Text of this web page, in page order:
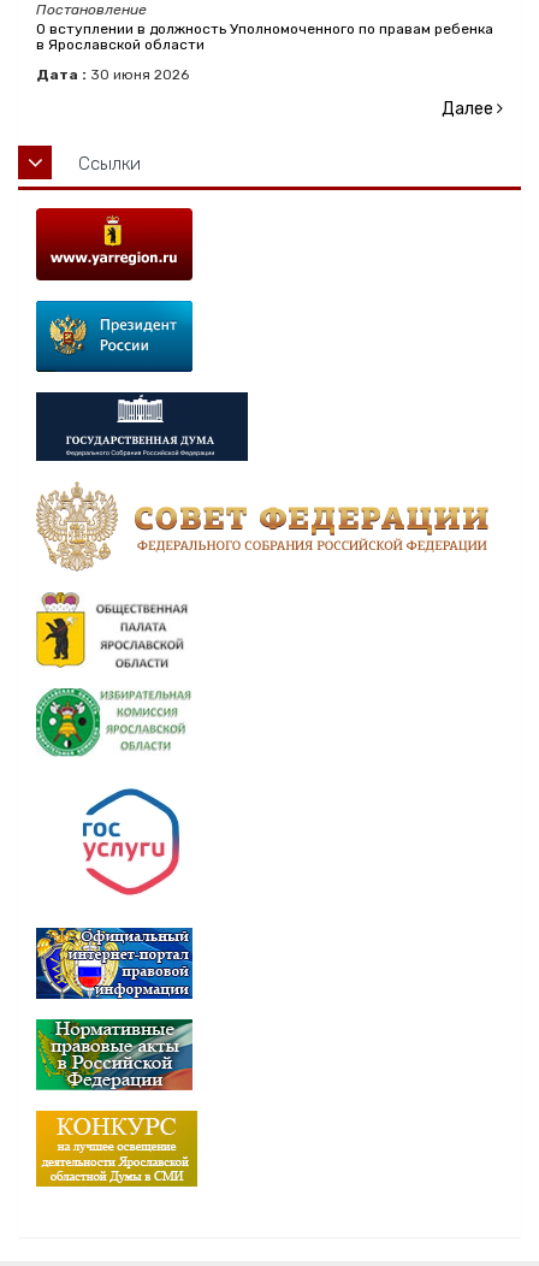
Постановление
О вступлении в должность Уполномоченного по правам ребенка
в Ярославской области
Дата : 30 июня 2026
Далее
Ссылки